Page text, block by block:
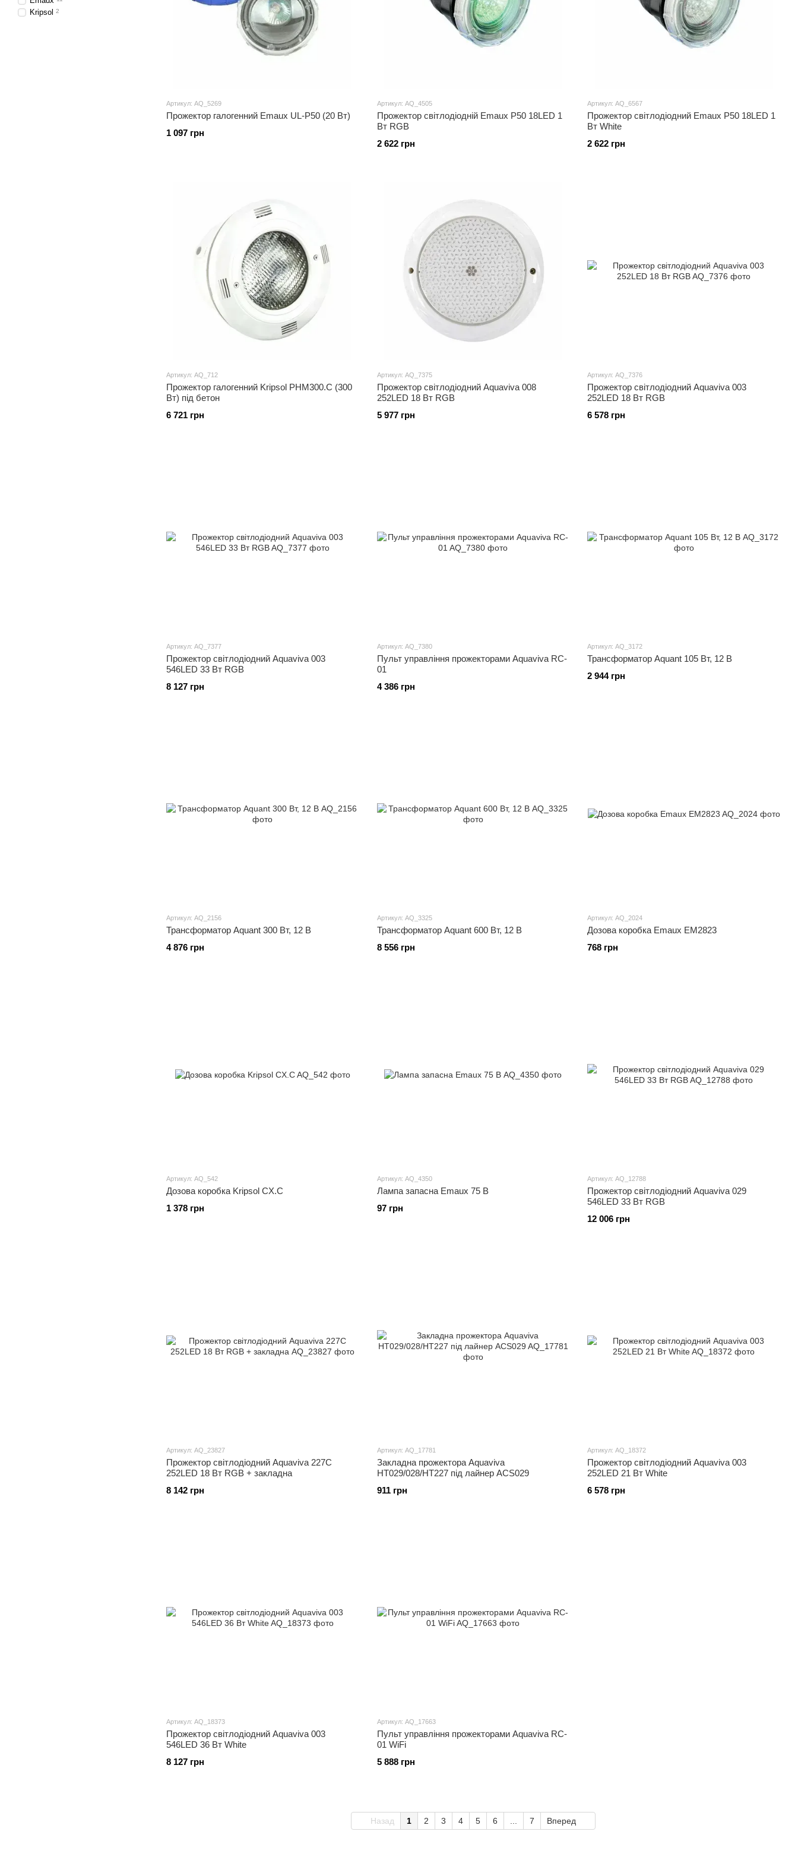
Артикул: AQ_5269
Прожектор галогенний Emaux UL-P50 (20 Вт)
1 097 грн
Артикул: AQ_4505
Прожектор світлодіодній Emaux P50 18LED 1
Вт RGB
2 622 грн
Артикул: AQ_6567
Прожектор світлодіодний Emaux P50 18LED 1
Вт White
2 622 грн
Артикул: AQ_712
Прожектор галогенний Kripsol РНМ300.С (300
Вт) під бетон
6 721 грн
Артикул: AQ_7375
Прожектор світлодіодний Aquaviva 008
252LED 18 Вт RGB
5 977 грн
Артикул: AQ_7376
Прожектор світлодіодний Aquaviva 003
252LED 18 Вт RGB
6 578 грн
Артикул: AQ_7377
Прожектор світлодіодний Aquaviva 003
546LED 33 Вт RGB
8 127 грн
Артикул: AQ_7380
Пульт управління прожекторами Aquaviva RC-
01
4 386 грн
Артикул: AQ_3172
Трансформатор Aquant 105 Вт, 12 В
2 944 грн
Артикул: AQ_2156
Трансформатор Aquant 300 Вт, 12 В
4 876 грн
Артикул: AQ_3325
Трансформатор Aquant 600 Вт, 12 В
8 556 грн
Артикул: AQ_2024
Дозова коробка Emaux EM2823
768 грн
Артикул: AQ_542
Дозова коробка Kripsol CX.C
1 378 грн
Артикул: AQ_4350
Лампа запасна Emaux 75 В
97 грн
Артикул: AQ_12788
Прожектор світлодіодний Aquaviva 029
546LED 33 Вт RGB
12 006 грн
Артикул: AQ_23827
Прожектор світлодіодний Aquaviva 227C
252LED 18 Вт RGB + закладна
8 142 грн
Артикул: AQ_17781
Закладна прожектора Aquaviva
HT029/028/HT227 під лайнер ACS029
911 грн
Артикул: AQ_18372
Прожектор світлодіодний Aquaviva 003
252LED 21 Вт White
6 578 грн
Артикул: AQ_18373
Прожектор світлодіодний Aquaviva 003
546LED 36 Вт White
8 127 грн
Артикул: AQ_17663
Пульт управління прожекторами Aquaviva RC-
01 WiFi
5 888 грн
Назад 1 2 3 4 5 6 7 Вперед
Kripsol 2